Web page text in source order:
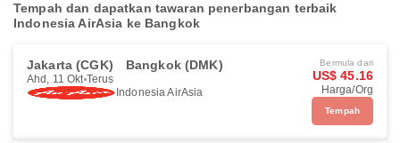
Tempah dan dapatkan tawaran penerbangan terbaik
Indonesia AirAsia ke Bangkok
Jakarta (CGK) Bangkok (DMK)
Ahd, 11 Okt Terus
Indonesia AirAsia
Bermula dari
US$ 45.16
Harga/Org
Tempah